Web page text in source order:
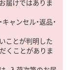
届けではありま
ャンセル・返品・
ことが判明した
くことがありま